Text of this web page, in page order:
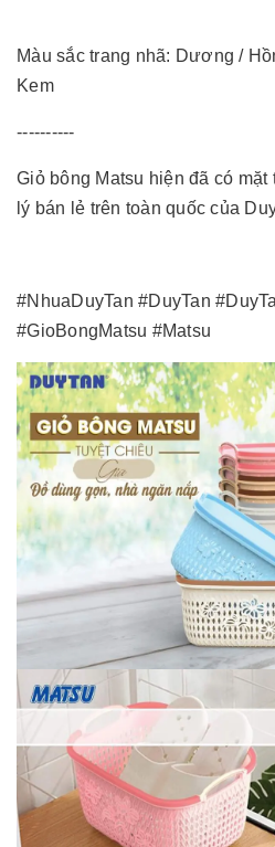
Màu sắc trang nhã: Dương /
Kem
----------
Giỏ bông Matsu hiện đã có
lý bán lẻ trên toàn quốc của
#NhuaDuyTan #DuyTan
#GioBongMatsu #Matsu